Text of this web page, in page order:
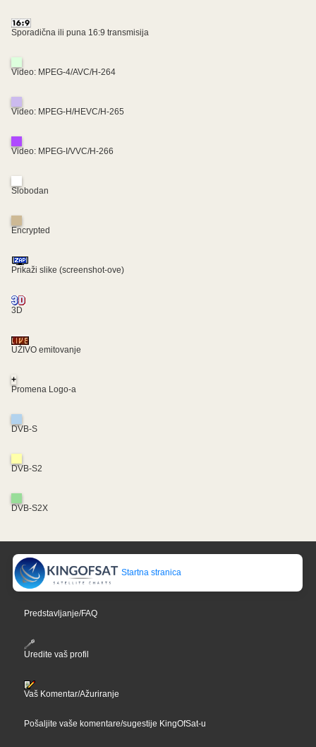
Sporadična ili puna 16:9 transmisija
Video: MPEG-4/AVC/H-264
Video: MPEG-H/HEVC/H-265
Video: MPEG-I/VVC/H-266
Slobodan
Encrypted
Prikaži slike (screenshot-ove)
3D
UŽIVO emitovanje
+
Promena Logo-a
DVB-S
DVB-S2
DVB-S2X
Startna stranica
Predstavljanje/FAQ
Uredite vaš profil
Vaš Komentar/Ažuriranje
Pošaljite vaše komentare/sugestije KingOfSat-u